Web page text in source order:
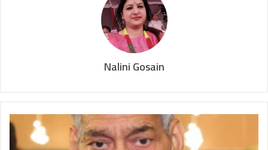
Nalini Gosain